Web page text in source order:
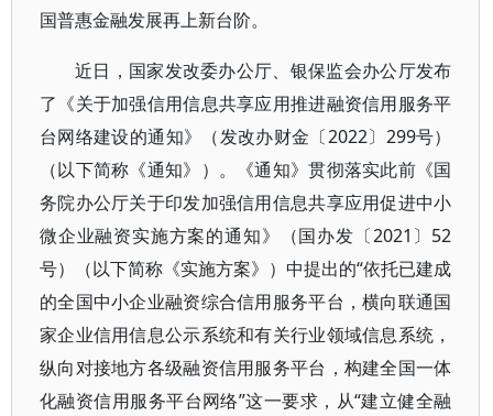
国普惠金融发展再上新台阶。
近日，国家发改委办公厅、银保监会办公厅发布
了《关于加强信用信息共享应用推进融资信用服务平
台网络建设的通知》（发改办财金〔2022〕299号）
（以下简称《通知》）。《通知》贯彻落实此前《国
务院办公厅关于印发加强信用信息共享应用促进中小
微企业融资实施方案的通知》（国办发〔2021〕52
号）（以下简称《实施方案》）中提出的“依托已建成
的全国中小企业融资综合信用服务平台，横向联通国
家企业信用信息公示系统和有关行业领域信息系统，
纵向对接地方各级融资信用服务平台，构建全国一体
化融资信用服务平台网络”这一要求，从“建立健全融